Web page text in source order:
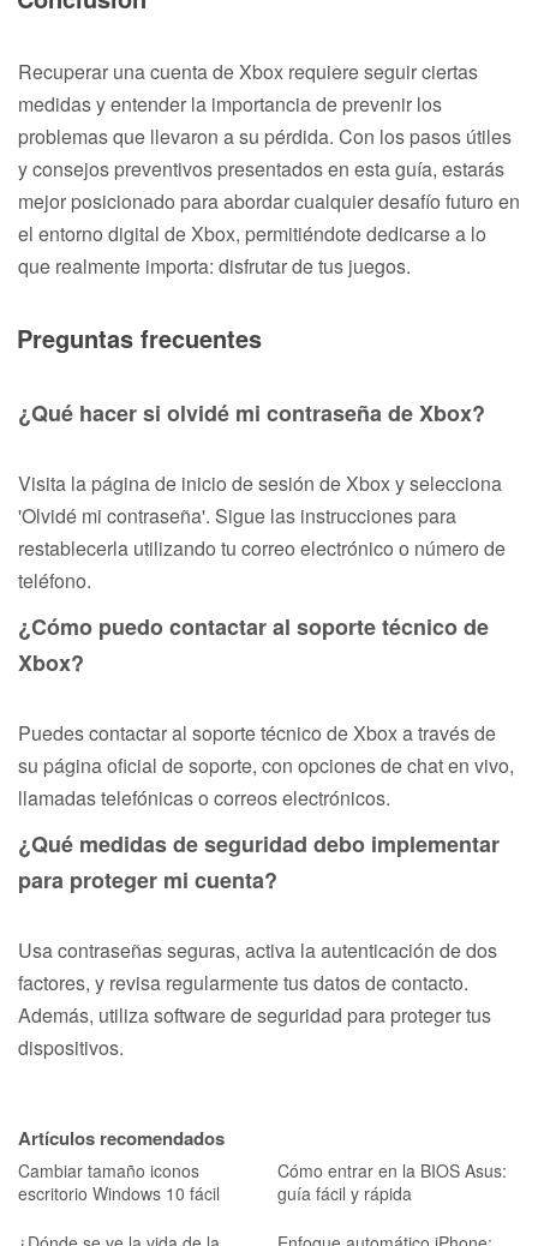
Recuperar una cuenta de Xbox requiere seguir ciertas
medidas y entender la importancia de prevenir los
problemas que llevaron a su pérdida. Con los pasos útiles
y consejos preventivos presentados en esta guía, estarás
mejor posicionado para abordar cualquier desafío futuro en
el entorno digital de Xbox, permitiéndote dedicarse a lo
que realmente importa: disfrutar de tus juegos.
Preguntas frecuentes
¿Qué hacer si olvidé mi contraseña de Xbox?
Visita la página de inicio de sesión de Xbox y selecciona
'Olvidé mi contraseña'. Sigue las instrucciones para
restablecerla utilizando tu correo electrónico o número de
teléfono.
¿Cómo puedo contactar al soporte técnico de
Xbox?
Puedes contactar al soporte técnico de Xbox a través de
su página oficial de soporte, con opciones de chat en vivo,
llamadas telefónicas o correos electrónicos.
¿Qué medidas de seguridad debo implementar
para proteger mi cuenta?
Usa contraseñas seguras, activa la autenticación de dos
factores, y revisa regularmente tus datos de contacto.
Además, utiliza software de seguridad para proteger tus
dispositivos.
Artículos recomendados
Cambiar tamaño iconos
escritorio Windows 10 fácil
Cómo entrar en la BIOS Asus:
guía fácil y rápida